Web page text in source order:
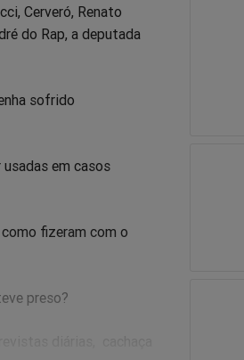
Cerveró, Renato
do Rap, a deputada
sofrido
em casos
fizeram com o
preso?